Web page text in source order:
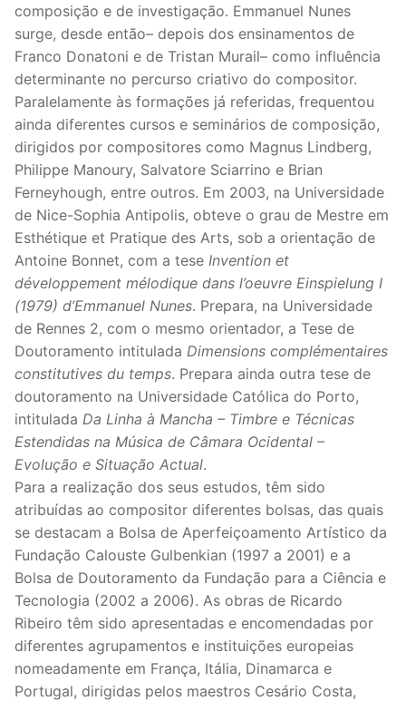
composição e de investigação. Emmanuel Nunes
surge, desde então– depois dos ensinamentos de
Franco Donatoni e de Tristan Murail– como influência
determinante no percurso criativo do compositor.
Paralelamente às formações já referidas, frequentou
ainda diferentes cursos e seminários de composição,
dirigidos por compositores como Magnus Lindberg,
Philippe Manoury, Salvatore Sciarrino e Brian
Ferneyhough, entre outros. Em 2003, na Universidade
de Nice-Sophia Antipolis, obteve o grau de Mestre em
Esthétique et Pratique des Arts, sob a orientação de
Antoine Bonnet, com a tese Invention et
développement mélodique dans l’oeuvre Einspielung I
(1979) d’Emmanuel Nunes. Prepara, na Universidade
de Rennes 2, com o mesmo orientador, a Tese de
Doutoramento intitulada Dimensions complémentaires
constitutives du temps. Prepara ainda outra tese de
doutoramento na Universidade Católica do Porto,
intitulada Da Linha à Mancha – Timbre e Técnicas
Estendidas na Música de Câmara Ocidental –
Evolução e Situação Actual.
Para a realização dos seus estudos, têm sido
atribuídas ao compositor diferentes bolsas, das quais
se destacam a Bolsa de Aperfeiçoamento Artístico da
Fundação Calouste Gulbenkian (1997 a 2001) e a
Bolsa de Doutoramento da Fundação para a Ciência e
Tecnologia (2002 a 2006). As obras de Ricardo
Ribeiro têm sido apresentadas e encomendadas por
diferentes agrupamentos e instituições europeias
nomeadamente em França, Itália, Dinamarca e
Portugal, dirigidas pelos maestros Cesário Costa,